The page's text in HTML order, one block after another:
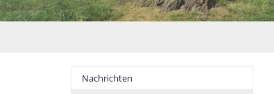
Nachrichten